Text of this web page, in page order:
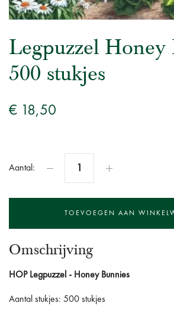
Legpuzzel Honey
500 stukjes
€ 18,50
Aantal:
Omschrijving
HOP Legpuzzel - Honey Bunnies
Aantal stukjes: 500 stukjes